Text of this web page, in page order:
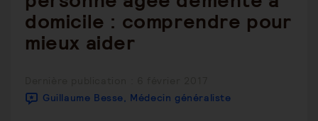
domicile : comprendre pour
mieux aider
publiée :
Guillaume Besse, Médecin généraliste